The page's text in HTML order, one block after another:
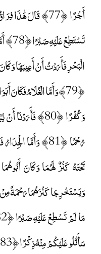
أَجْرًا ﴿77﴾ قَالَ
الْبَحْرِ فَأَرَدْتُ أَنْ أَعِيبَهَا
﴿79﴾ وَأَمَّا الْغُلَامُ
وَكُفْرًا ﴿80﴾
رُحْمًا ﴿81﴾ وَأَمَّا
تَحْتَهُ كَنْزٌ لَهُمَا وَكَانَ
وَيَسْتَخْرِجَا كَنْزَهُمَا رَحْمَةً